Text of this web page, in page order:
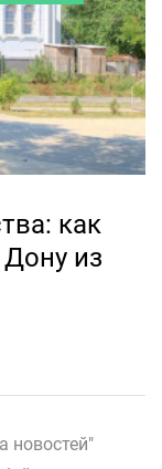
как
из
новостей"